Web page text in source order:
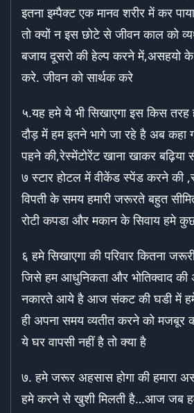
इतना इम्पैक्ट एक मानव शरीर में कर पाया
तो क्यों न इस छोटे से जीवन काल को
बजाय दूसरो की हेल्प करने में,असहयो के
करे. जीवन को सार्थक करे
५.यह हमे ये भी सिखाएगा इस किस तरह
दौड़ में हम इतने भागे जा रहे है अब कहा
पहने की,रेस्मेंटोरेंट खाना खाकर बढ़िया
७ स्टार होटल में वीकेंड स्पेंड करने की
विपती के समय हमारी जरूरते बहुत
रोटी कपडा और मकान के सिवाय हमे
६ हमे सिखाएगा की परिवार कितना
जिसे हम आधुनिकता और भोतिक्वाद की
नकारते आये है आज संकट की घडी में
ही अपना समय व्यतीत करने को मजबूर
ये घर वापसी नहीं है तो क्या है
७. हमे जरूर अहसास होगा की हमारा
हमे करने से खुशी मिलती है…आज जब